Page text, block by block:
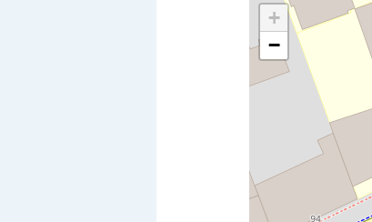
+
−